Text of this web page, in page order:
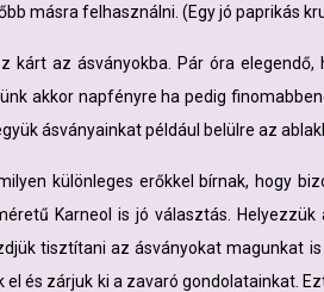
másra felhasználni. (Egy jó paprikás
az ásványokba. Pár óra
akkor napfényre ha pedig
ásványainkat például belülre az
különleges erőkkel bírnak, hogy
Karneol is jó választás.
tisztítani az ásványokat magunkat
és zárjuk ki a zavaró gondolatainkat.